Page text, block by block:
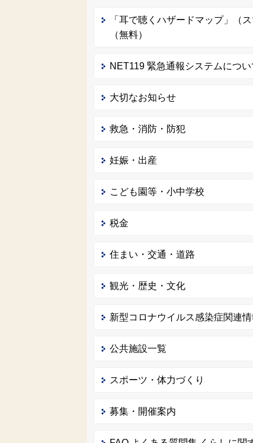
「耳で聴くハザードマップ」（
（無料）
NET119 緊急通報システムについ
大切なお知らせ
救急・消防・防犯
妊娠・出産
こども園等・小中学校
税金
住まい・交通・道路
観光・歴史・文化
新型コロナウイルス感染症関連情
公共施設一覧
スポーツ・体力づくり
募集・開催案内